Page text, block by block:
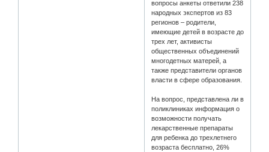
вопросы анкеты ответили 238
народных экспертов из 83
регионов – родители,
имеющие детей в возрасте до
трех лет, активисты
общественных объединений
многодетных матерей, а
также представители органов
власти в сфере образования.
На вопрос, представлена ли в
поликлиниках информация о
возможности получать
лекарственные препараты
для ребенка до трехлетнего
возраста бесплатно, 26%